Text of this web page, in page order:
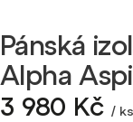
Pánská
Alpha
3 980 Kč / ks